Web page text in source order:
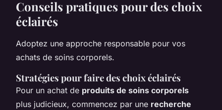
Conseils pratiques pour des choix
éclairés
Adoptez une approche responsable pour vos
achats de soins corporels.
Stratégies pour faire des choix éclairés
Pour un achat de produits de soins corporels
plus judicieux, commencez par une recherche